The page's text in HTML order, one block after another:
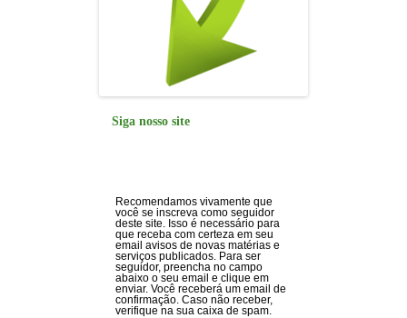
Siga nosso site
Recomendamos vivamente que
você se inscreva como seguidor
deste site. Isso é necessário para
que receba com certeza em seu
email avisos de novas matérias e
serviços publicados. Para ser
seguidor, preencha no campo
abaixo o seu email e clique em
enviar. Você receberá um email de
confirmação. Caso não receber,
verifique na sua caixa de spam.